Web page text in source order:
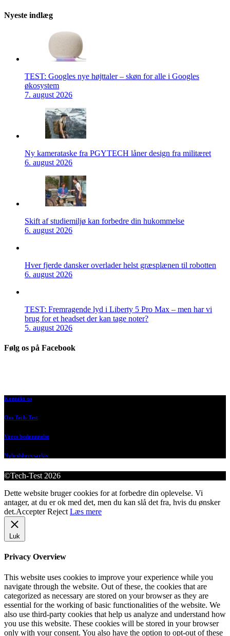
Nyeste indlæg
TEST: Googles nye højttaler – skøn for alle i Googles
økosystem
7. august 2026
Ny kamerataske fra PGYTECH låner design fra militæret
6. august 2026
Skift af studiemiljø kan forbedre din hukommelse
6. august 2026
Hver fjerde dansker overlader helst græsplænen til robotten
6. august 2026
TEST: Fremragende lyd i Liberty 5 Pro Max – men har vi
brug for et headset der kan tage noter?
5. august 2026
Følg os på Facebook
Kontakt os
Om Tech-Test
Vores bedømmelse
Nyhedsbrevsarkiv
©Tech-Test 2026
Dette website bruger cookies for at forbedre din oplevelse. Vi
antager, at du er ok med det, men du kan slå det fra, hvis du ønsker
det.Accepter Reject Læs mere
Luk
Privacy Overview
This website uses cookies to improve your experience while you
navigate through the website. Out of these, the cookies that are
categorized as necessary are stored on your browser as they are
essential for the working of basic functionalities of the website. We
also use third-party cookies that help us analyze and understand how
you use this website. These cookies will be stored in your browser
only with your consent. You also have the option to opt-out of these